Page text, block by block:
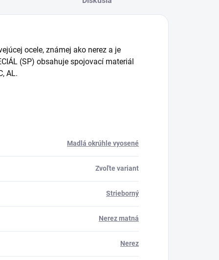
ocele, známej ako nerez a je
(SP) obsahuje spojovací materiál
AL.
Madlá okrúhle vyosené
Zvoľte variant
Strieborný
Nerez matná
Nerez